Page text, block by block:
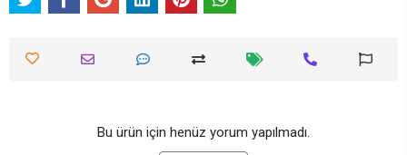
Bu ürün için henüz yorum yapılmadı.